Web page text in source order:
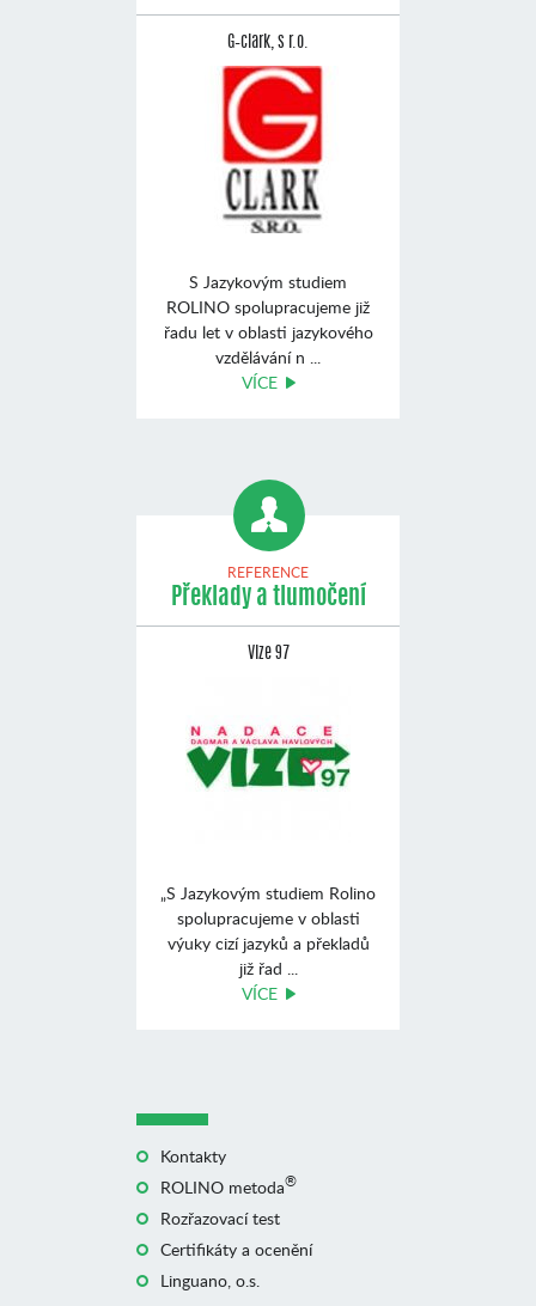
G–clark, s r.o.
S Jazykovým studiem
ROLINO spolupracujeme již
řadu let v oblasti jazykového
vzdělávání n ...
VÍCE
REFERENCE
Překlady a tlumočení
Vize 97
„S Jazykovým studiem Rolino
spolupracujeme v oblasti
výuky cizí jazyků a překladů
již řad ...
VÍCE
Kontakty
ROLINO metoda®
Rozřazovací test
Certifikáty a ocenění
Linguano, o.s.